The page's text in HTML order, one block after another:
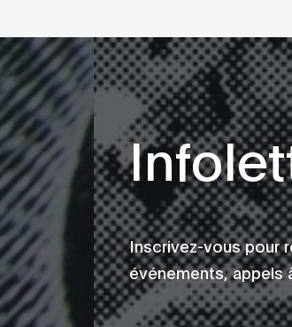
Inscrivez-vous pour
événements, appels